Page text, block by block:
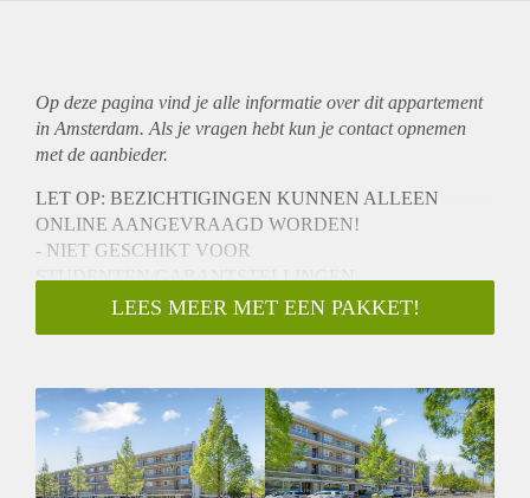
Op deze pagina vind je alle informatie over ditappartement
in Amsterdam. Als je vragen hebt kun je contact opnemen
met de aanbieder.
LET OP: BEZICHTIGINGEN KUNNEN ALLEEN
ONLINE AANGEVRAAGD WORDEN!
- NIET GESCHIKT VOOR
STUDENTEN/GARANTSTELLINGEN
Het appartement is gelegen op de bovenste (3e) etage op een
rustige locatie in het groene Buitenveldert, Amsterdam-Zuid.
minuten fietsafstand. Net zoals het vernieuwde
winkelcentrum: Groot Gelderlandplein, met een keur van
allerlei winkels (kledingwinkels, supermarkt, bakkerij, Coffee
Company etc). Het centrum van Amsterdam of Amstelveen is
LEES MEER MET EEN PAKKET!